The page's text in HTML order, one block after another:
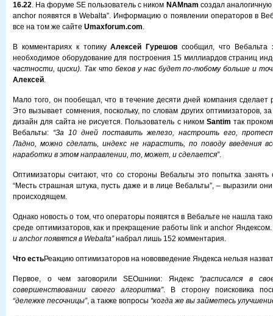
16.22. На форуме SE пользователь с ником NAMnam создал
anchor появятся в Webalta”. Информацию о появлении операторов в
все на том же сайте Umaxforum.com.
В комментариях к топикуАлексей Гурешoв сообщил, что Вебальта
необходимое оборудование для построения 15 миллиардов страниц
частности, циски). Так что беков у нас будет по-любому больше и
Алексей.
Мало того, он пообещал, что в течение десяти дней компания сделает
Это вызывает сомнения, поскольку, по словам других оптимизаторов,
дизайн для сайта не рисуется. Пользователь с ником Santim так
Вебальты: “За 10 дней поставить железо, настроить его,
Ладно, можно сделать, индекс не нарастить, по поводу введения
наработки в этом направлении, то, может, и сделается”.
Оптимизаторы считают, что со стороны Вебальты это попытка
“Месть страшная штука, пусть даже и в лице Вебальты”, – выразили
происходящем.
Однако новость о том, что операторы появятся в Вебальте не нашла
среде оптимизаторов, как и прекращение работы link и anchor
и anchor появятся в Webalta”набрал лишь 152 комментария.
Что естьРеакцию оптимизаторов на нововведение Яндекса нельзя
Первое, о чем заговорили SEOшники: Яндекс “расписался в
совершенствовании своего алгоритма”. В сторону поисковика
“дележке песочницы”, а также вопросы “когда же вы займетесь